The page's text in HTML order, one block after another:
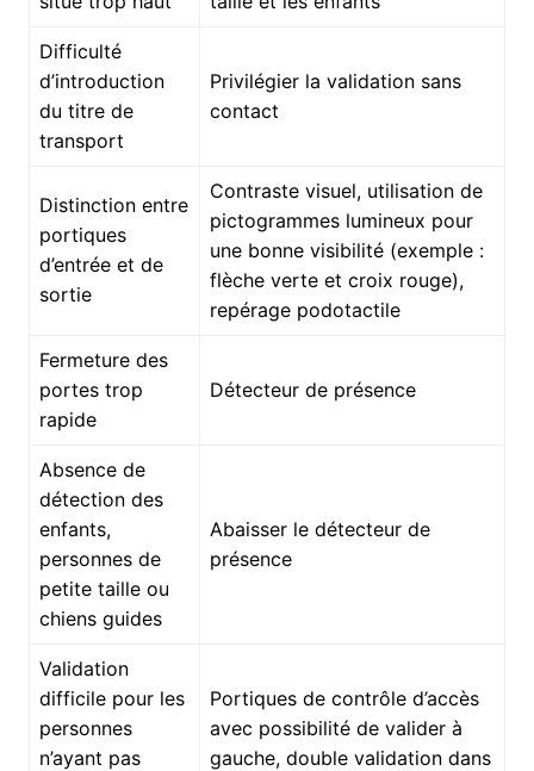
Difficulté
d’introduction
du titre de
transport
Privilégier la validation sans
contact
Distinction entre
portiques
d’entrée et de
sortie
Contraste visuel, utilisation de
pictogrammes lumineux pour
une bonne visibilité (exemple :
flèche verte et croix rouge),
repérage podotactile
Fermeture des
portes trop
rapide
Détecteur de présence
Absence de
détection des
enfants,
personnes de
petite taille ou
chiens guides
Abaisser le détecteur de
présence
Validation
difficile pour les
personnes
n’ayant pas
Portiques de contrôle d’accès
avec possibilité de valider à
gauche, double validation dans